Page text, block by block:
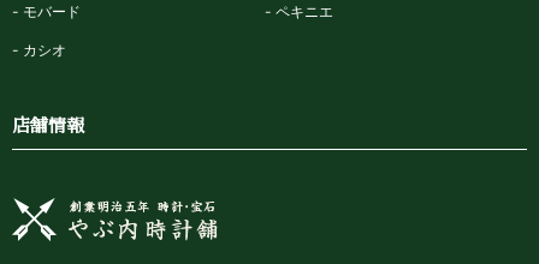
モバード ペキニエ
カシオ
店舗情報